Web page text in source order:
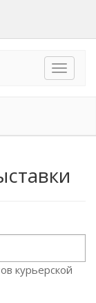
Toggle
курьерской